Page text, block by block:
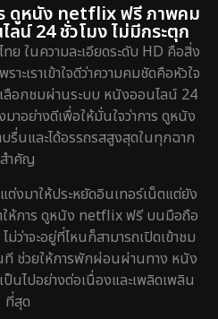
ดูหนัง netflix ฟรี ภาพคม
น์ 24 ชั่วโมง ไม่มีกระตุก
ในความละเอียดระดับ HD คือสิ่ง
ะเราเข้าใจดีว่าความคมชัดคือหัวใจ
อกชมผ่านระบบ หนังออนไลน์ 24
าอย่างดีเพื่อให้มั่นใจว่าการ ดูหนัง
รื่นและได้อรรถรสสูงสุดในทุกฉาก
สำคัญ
งมาให้ประหยัดอินเทอร์เน็ตแต่ยัง
ให้การ ดูหนัง netflix ฟรี บนมือถือ
ม่ว่าจะอยู่ที่ไหนก็สามารถเปิดเข้าชม
ช่วยให้การพักผ่อนผ่านทาง หนัง
นไปอย่างต่อเนื่องและเพลิดเพลิน
ที่สุด